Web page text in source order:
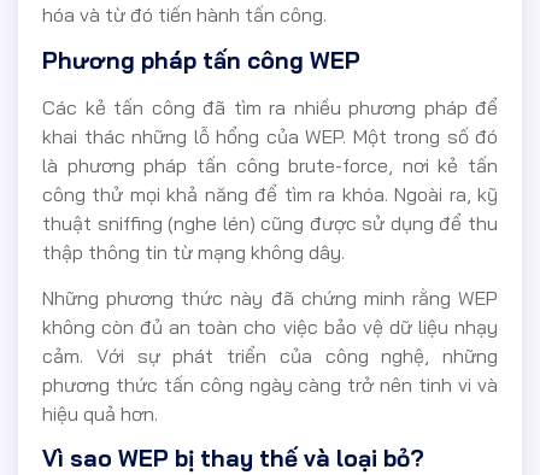
hóa và từ đó tiến hành tấn công.
Phương pháp tấn công WEP
Các kẻ tấn công đã tìm ra nhiều phương pháp để
khai thác những lỗ hổng của WEP. Một trong số đó
là phương pháp tấn công brute-force, nơi kẻ tấn
công thử mọi khả năng để tìm ra khóa. Ngoài ra, kỹ
thuật sniffing (nghe lén) cũng được sử dụng để thu
thập thông tin từ mạng không dây.
Những phương thức này đã chứng minh rằng WEP
không còn đủ an toàn cho việc bảo vệ dữ liệu nhạy
cảm. Với sự phát triển của công nghệ, những
phương thức tấn công ngày càng trở nên tinh vi và
hiệu quả hơn.
Vì sao WEP bị thay thế và loại bỏ?